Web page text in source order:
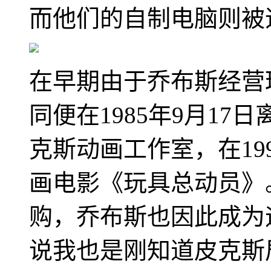
而他们的自制电脑则
在早期由于乔布斯经
同便在1985年9月17
克斯动画工作室，在
画电影《玩具总动员
购，乔布斯也因此成
说我也是刚知道皮克